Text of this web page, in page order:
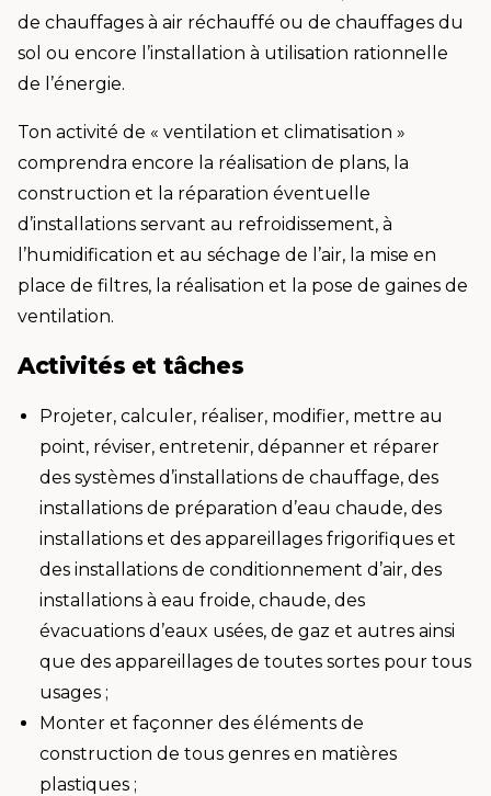
de chauffages à air réchauffé ou de chauffages du
sol ou encore l’installation à utilisation rationnelle
de l’énergie.
Ton activité de « ventilation et climatisation »
comprendra encore la réalisation de plans, la
construction et la réparation éventuelle
d’installations servant au refroidissement, à
l’humidification et au séchage de l’air, la mise en
place de filtres, la réalisation et la pose de gaines de
ventilation.
Activités et tâches
Projeter, calculer, réaliser, modifier, mettre au
point, réviser, entretenir, dépanner et réparer
des systèmes d’installations de chauffage, des
installations de préparation d’eau chaude, des
installations et des appareillages frigorifiques et
des installations de conditionnement d’air, des
installations à eau froide, chaude, des
évacuations d’eaux usées, de gaz et autres ainsi
que des appareillages de toutes sortes pour tous
usages ;
Monter et façonner des éléments de
construction de tous genres en matières
plastiques ;